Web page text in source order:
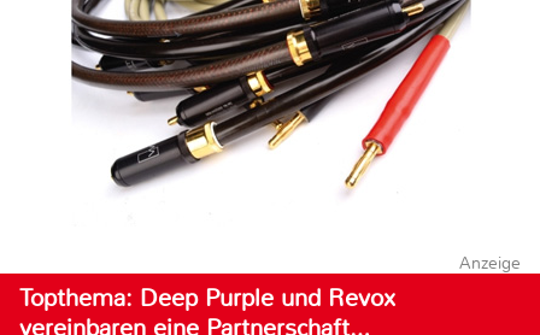
Anzeige
Topthema: Deep Purple und Revox
vereinbaren eine Partnerschaft…